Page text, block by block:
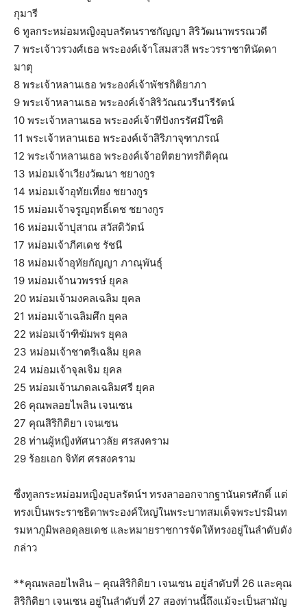
กุมารี
6 ทูลกระหม่อมหญิงอุบลรัตนราชกัญญา สิริวัฒนาพรรณวดี
7 พระเจ้าวรวงศ์เธอ พระองค์เจ้าโสมสวลี พระวรราชาทินัดดา
มาตุ
8 พระเจ้าหลานเธอ พระองค์เจ้าพัชรกิติยาภา
9 พระเจ้าหลานเธอ พระองค์เจ้าสิริวัณณวรีนารีรัตน์
10 พระเจ้าหลานเธอ พระองค์เจ้าทีปังกรรัศมีโชติ
11 พระเจ้าหลานเธอ พระองค์เจ้าสิริภาจุฑาภรณ์
12 พระเจ้าหลานเธอ พระองค์เจ้าอทิตยาทรกิติคุณ
13 หม่อมเจ้าเวียงวัฒนา ชยางกูร
14 หม่อมเจ้าอุทัยเที่ยง ชยางกูร
15 หม่อมเจ้าจรูญฤทธิ์เดช ชยางกูร
16 หม่อมเจ้าปุสาณ สวัสดิวัตน์
17 หม่อมเจ้าภีศเดช รัชนี
18 หม่อมเจ้าอุทัยกัญญา ภาณุพันธุ์
19 หม่อมเจ้านวพรรษ์ ยุคล
20 หม่อมเจ้ามงคลเฉลิม ยุคล
21 หม่อมเจ้าเฉลิมศึก ยุคล
22 หม่อมเจ้าฑิฆัมพร ยุคล
23 หม่อมเจ้าชาตรีเฉลิม ยุคล
24 หม่อมเจ้าจุลเจิม ยุคล
25 หม่อมเจ้านภดลเฉลิมศรี ยุคล
26 คุณพลอยไพลิน เจนเซน
27 คุณสิริกิติยา เจนเซน
28 ท่านผู้หญิงทัศนาวลัย ศรสงคราม
29 ร้อยเอก จิทัศ ศรสงคราม
ซึ่งทูลกระหม่อมหญิงอุบลรัตน์ฯ ทรงลาออกจากฐานันดรศักดิ์ แต่
ทรงเป็นพระราชธิดาพระองค์ใหญ่ในพระบาทสมเด็จพระปรมินท
รมหาภูมิพลอดุลยเดช และหมายราชการจัดให้ทรงอยู่ในลำดับดัง
กล่าว
**คุณพลอยไพลิน – คุณสิริกิติยา เจนเซน อยู่ลำดับที่ 26 และคุณ
สิริกิติยา เจนเซน อยู่ในลำดับที่ 27 สองท่านนี้ถึงแม้จะเป็นสามัญ